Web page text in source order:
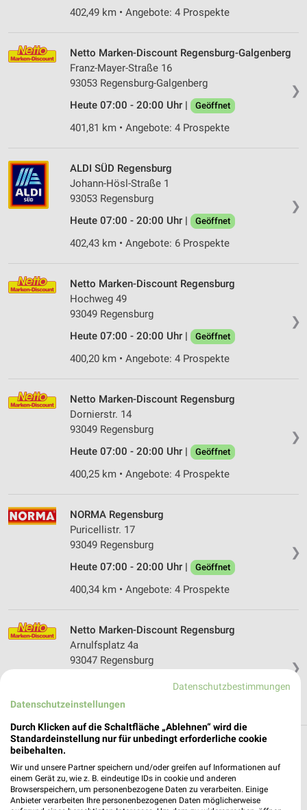
402,49 km • Angebote: 4 Prospekte
❯
Netto Marken-Discount Regensburg-Galgenberg
Franz-Mayer-Straße 16
93053 Regensburg-Galgenberg
Heute 07:00 - 20:00 Uhr |
Geöffnet
401,81 km • Angebote: 4 Prospekte
❯
ALDI SÜD Regensburg
Johann-Hösl-Straße 1
93053 Regensburg
Heute 07:00 - 20:00 Uhr |
Geöffnet
402,43 km • Angebote: 6 Prospekte
❯
Netto Marken-Discount Regensburg
Hochweg 49
93049 Regensburg
Heute 07:00 - 20:00 Uhr |
Geöffnet
400,20 km • Angebote: 4 Prospekte
❯
Netto Marken-Discount Regensburg
Dornierstr. 14
93049 Regensburg
Heute 07:00 - 20:00 Uhr |
Geöffnet
400,25 km • Angebote: 4 Prospekte
❯
NORMA Regensburg
Puricellistr. 17
93049 Regensburg
Heute 07:00 - 20:00 Uhr |
Geöffnet
400,34 km • Angebote: 4 Prospekte
❯
Netto Marken-Discount Regensburg
Arnulfsplatz 4a
93047 Regensburg
Heute 06:30 - 20:00 Uhr | Geöffnet
400,04 km • Angebote: 4 Prospekte
Discounter Angebote und Prospekte für
Pentling
17 Prospekte
Datenschutzbestimmungen
Datenschutzeinstellungen
Durch Klicken auf die Schaltfläche „Ablehnen“ wird die
Standardeinstellung nur für unbedingt erforderliche cookie
beibehalten.
Wir und unsere Partner speichern und/oder greifen auf Informationen auf
einem Gerät zu, wie z. B. eindeutige IDs in cookie und anderen
Browserspeichern, um personenbezogene Daten zu verarbeiten. Einige
Anbieter verarbeiten Ihre personenbezogenen Daten möglicherweise